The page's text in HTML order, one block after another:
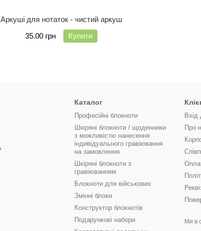
Аркуші для нотаток - чистий аркуш
35.00 грн
Купити
Каталог
Професійні блокноти
Шкіряні блокноти / щоденники
з можливістю нанесення
індивідуального гравіювання
на замовлення
Шкіряні блокноти з
гравіюванням
Блокноти для військових
Змінні блоки
Конструктор блокнотів
Подарункові набори
Вхід
Про
Ми в